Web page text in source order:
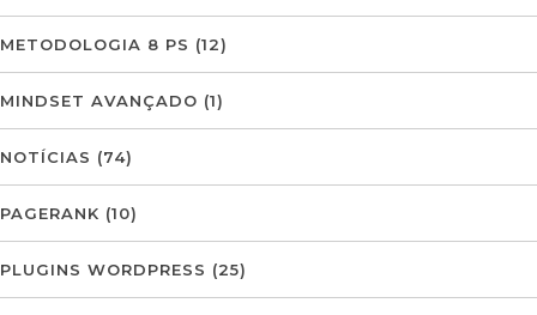
METODOLOGIA 8 PS (12)
MINDSET AVANÇADO (1)
NOTÍCIAS (74)
PAGERANK (10)
PLUGINS WORDPRESS (25)